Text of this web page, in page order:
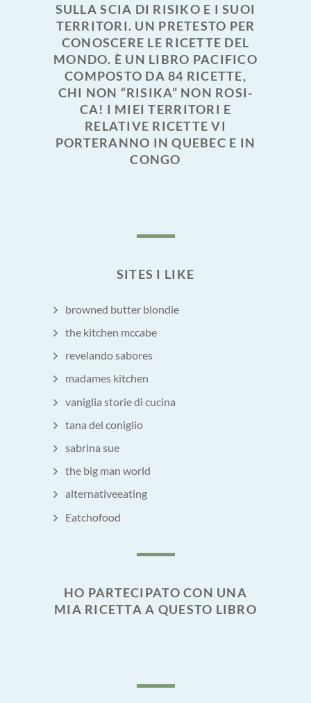
SULLA SCIA DI RISIKO E I SUOI
TERRITORI. UN PRETESTO PER
CONOSCERE LE RICETTE DEL
MONDO. È UN LIBRO PACIFICO
COMPOSTO DA 84 RICETTE,
CHI NON “RISIKA” NON ROSI-
CA! I MIEI TERRITORI E
RELATIVE RICETTE VI
PORTERANNO IN QUEBEC E IN
CONGO
SITES I LIKE
browned butter blondie
the kitchen mccabe
revelando sabores
madames kitchen
vaniglia storie di cucina
tana del coniglio
sabrina sue
the big man world
alternativeeating
Eatchofood
HO PARTECIPATO CON UNA
MIA RICETTA A QUESTO LIBRO